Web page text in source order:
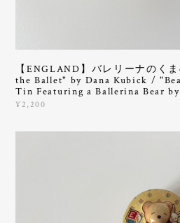
【ENGLAND】バレリーナのく
the Ballet" by Dana Kubick /
Tin Featuring a Ballerina Bear
¥2,200